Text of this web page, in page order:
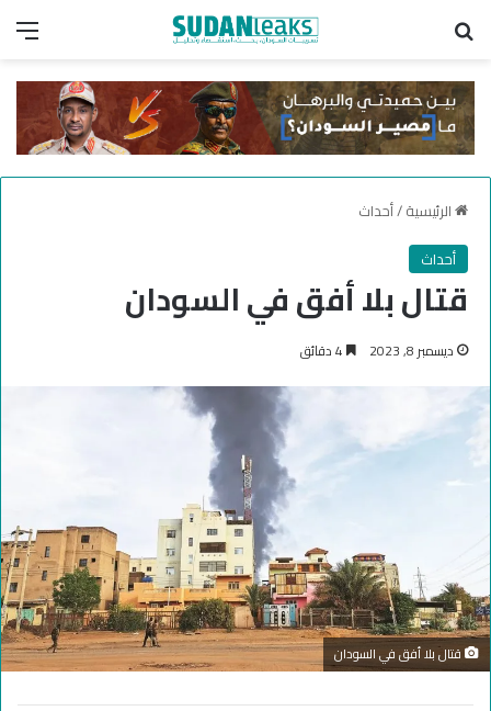
الرئيسية/أحداث
أحداث
قتال بلا أفق في السودان
ديسمبر 8, 2023
قتال بلا أفق في السودان